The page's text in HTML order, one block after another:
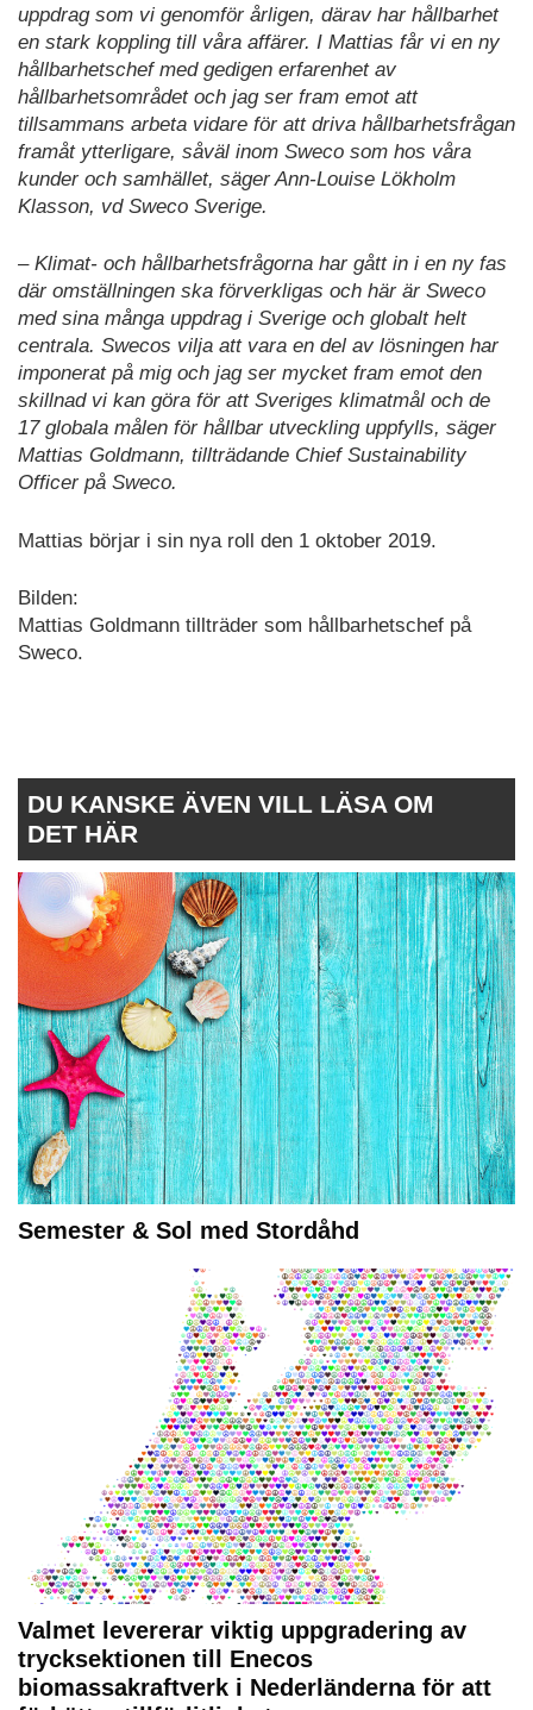
uppdrag som vi genomför årligen, därav har hållbarhet
en stark koppling till våra affärer. I Mattias får vi en ny
hållbarhetschef med gedigen erfarenhet av
hållbarhetsområdet och jag ser fram emot att
tillsammans arbeta vidare för att driva hållbarhetsfrågan
framåt ytterligare, såväl inom Sweco som hos våra
kunder och samhället, säger Ann-Louise Lökholm
Klasson, vd Sweco Sverige.
– Klimat- och hållbarhetsfrågorna har gått in i en ny fas
där omställningen ska förverkligas och här är Sweco
med sina många uppdrag i Sverige och globalt helt
centrala. Swecos vilja att vara en del av lösningen har
imponerat på mig och jag ser mycket fram emot den
skillnad vi kan göra för att Sveriges klimatmål och de
17 globala målen för hållbar utveckling uppfylls, säger
Mattias Goldmann, tillträdande Chief Sustainability
Officer på Sweco.
Mattias börjar i sin nya roll den 1 oktober 2019.
Bilden:
Mattias Goldmann tillträder som hållbarhetschef på
Sweco.
DU KANSKE ÄVEN VILL LÄSA OM
DET HÄR
Semester & Sol med Stordåhd
Valmet levererar viktig uppgradering av
trycksektionen till Enecos
biomassakraftverk i Nederländerna för att